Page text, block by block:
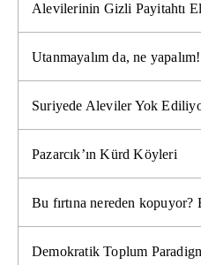
Alevilerinin Gizli Payitahtı
Utanmayalım da, ne yapalım!
Suriyede Aleviler Yok
Pazarcık’ın Kürd Köyleri
Bu fırtına nereden
Demokratik Toplum